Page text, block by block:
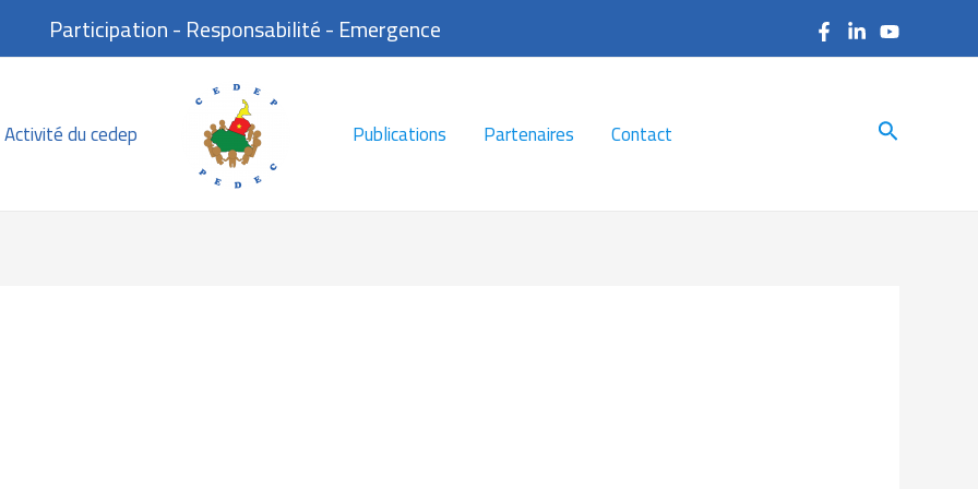
Participation - Responsabilité - Emergence
Activité du cedep Publications Partenaires Contact Search